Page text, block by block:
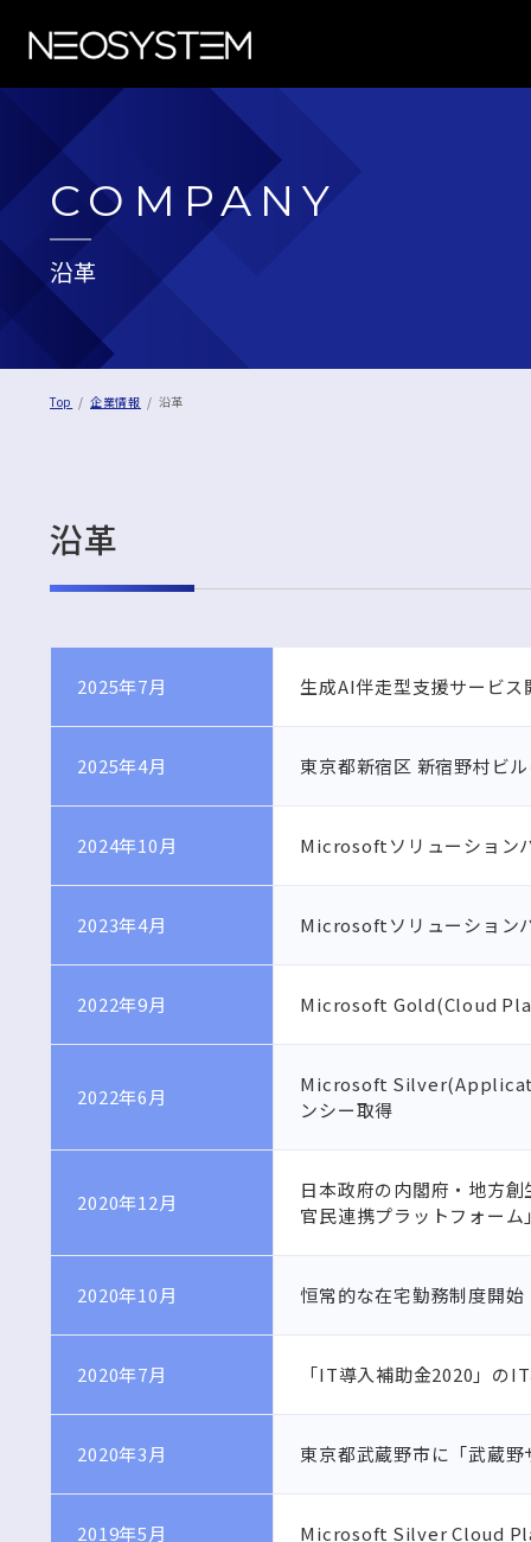
COMPANY
沿革
Top 企業情報 沿革
沿革
2025年7月 生成AI伴走型支援サービス
2025年4月 東京都新宿区 新宿野村ビ
2024年10月 Microsoftソリューション
2023年4月 Microsoftソリューショ
2022年9月 Microsoft Gold(Cloud
2022年6月
Microsoft
ンシー取得
2020年12月
日本政府の内閣府・地方
官民連携プラットフォーム
2020年10月 恒常的な在宅勤務制度開始
2020年7月 「IT導入補助金2020」の
2020年3月 東京都武蔵野市に「武蔵
2019年5月 Microsoft Silver Cloud